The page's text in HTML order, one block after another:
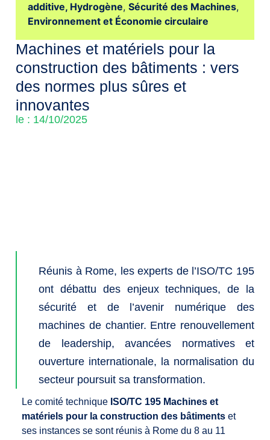
additive, Hydrogène, Sécurité des Machines,
Environnement et Économie circulaire
Machines et matériels pour la
construction des bâtiments : vers
des normes plus sûres et
innovantes
le : 14/10/2025
Réunis à Rome, les experts de l’ISO/TC 195
ont débattu des enjeux techniques, de la
sécurité et de l’avenir numérique des
machines de chantier. Entre renouvellement
de leadership, avancées normatives et
ouverture internationale, la normalisation du
secteur poursuit sa transformation.
Le comité technique ISO/TC 195 Machines et
matériels pour la construction des bâtiments et
ses instances se sont réunis à Rome du 8 au 11